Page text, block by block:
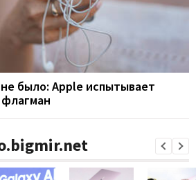
было: Apple испытывает